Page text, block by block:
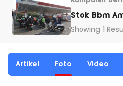
Stok Bbm
Showing 1
Artikel Foto Video